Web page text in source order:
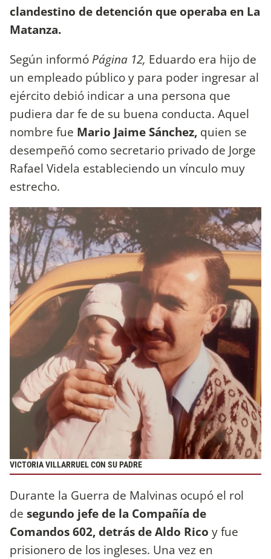
clandestino de detención que operaba en La
Matanza.
Según informó Página 12, Eduardo era hijo de
un empleado público y para poder ingresar al
ejército debió indicar a una persona que
pudiera dar fe de su buena conducta. Aquel
nombre fue Mario Jaime Sánchez, quien se
desempeñó como secretario privado de Jorge
Rafael Videla estableciendo un vínculo muy
estrecho.
VICTORIA VILLARRUEL CON SU PADRE
Durante la Guerra de Malvinas ocupó el rol
de segundo jefe de la Compañía de
Comandos 602, detrás de Aldo Rico y fue
prisionero de los ingleses. Una vez en